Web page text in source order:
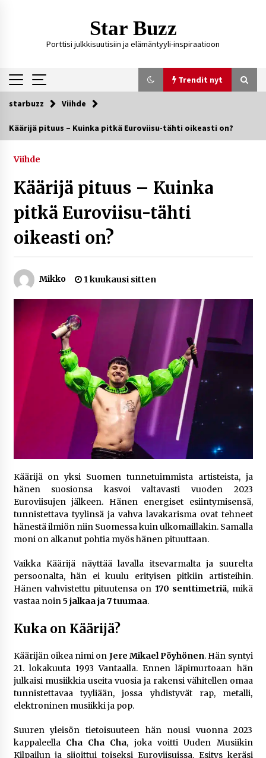
Star Buzz
Porttisi julkkisuutisiin ja elämäntyyli-inspiraatioon
Trendit nyt
Trendit nyt
Ali Leiniö vankila – mitä väitteistä tiedetään?
6 päivää sitten
1 viikko sitten
Netflix, YouTube, TikTok, pelit ja nettikasinot
osana samaa ilmiötä
2 viikkoa sitten
Jaakko Selin puoliso Simo – pitkä
rakkaustarina, elämäntyö ja ura
2 viikkoa sitten
Näin pikakasinot nopeuttavat kotiutuksia
modernin maksuteknologian avulla
2 viikkoa sitten
ehkäisyn näkyvä ääni
2 viikkoa sitten
Pia Töyli – tapaus, joka jäi osaksi Suomen
rikoshistoriaa
Online-kasinoiden mobiilipelialustojen kehitys
– asiantuntijalausunto
4 viikkoa sitten
Uutisankkuri Jan Andersson vaimo – faktat ja
4 viikkoa sitten
Pamela Anderson ikä, ura ja elämä
4 viikkoa sitten
10 euron talletuskasinot ja pikamaksut: mitä
suomalaisten pelaajien on hyvä tietää
starbuzz Viihde
Käärijä pituus – Kuinka pitkä Euroviisu-tähti oikeasti on?
Viihde
Käärijä pituus – Kuinka
pitkä Euroviisu-tähti
oikeasti on?
Mikko 1 kuukausi sitten
Käärijä on yksi Suomen tunnetuimmista artisteista, ja
hänen suosionsa kasvoi valtavasti vuoden 2023
Euroviisujen jälkeen. Hänen energiset esiintymisensä,
tunnistettava tyylinsä ja vahva lavakarisma ovat tehneet
hänestä ilmiön niin Suomessa kuin ulkomaillakin. Samalla
moni on alkanut pohtia myös hänen pituuttaan.
Vaikka Käärijä näyttää lavalla itsevarmalta ja suurelta
persoonalta, hän ei kuulu erityisen pitkiin artisteihin.
Hänen vahvistettu pituutensa on 170 senttimetriä, mikä
vastaa noin5 jalkaa ja 7 tuumaa.
Kuka on Käärijä?
Käärijän oikea nimi on Jere Mikael Pöyhönen. Hän syntyi
21. lokakuuta 1993 Vantaalla. Ennen läpimurtoaan hän
julkaisi musiikkia useita vuosia ja rakensi vähitellen omaa
tunnistettavaa tyyliään, jossa yhdistyvät rap, metalli,
elektroninen musiikki ja pop.
Suuren yleisön tietoisuuteen hän nousi vuonna 2023
kappaleella Cha Cha Cha, joka voitti Uuden Musiikin
Kilpailun ja sijoittui toiseksi Euroviisuissa. Esitys keräsi